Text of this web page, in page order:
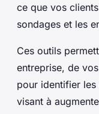
ce que vos
sondages et les
Ces outils
entreprise, de
pour identifier les
visant à